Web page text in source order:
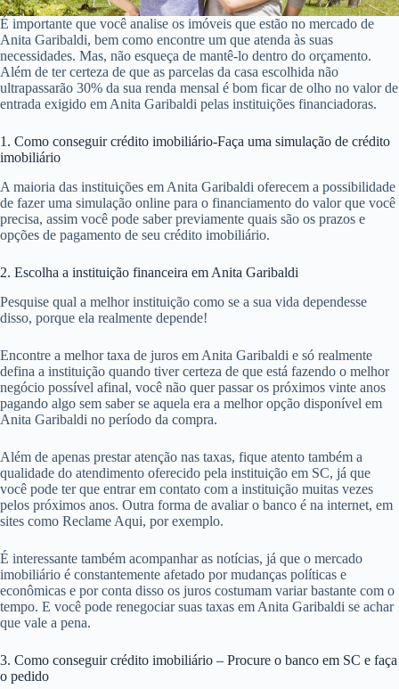
É importante que você analise os imóveis que estão no mercado de
Anita Garibaldi, bem como encontre um que atenda às suas
necessidades. Mas, não esqueça de mantê-lo dentro do orçamento.
Além de ter certeza de que as parcelas da casa escolhida não
ultrapassarão 30% da sua renda mensal é bom ficar de olho no valor de
entrada exigido em Anita Garibaldi pelas instituições financiadoras.
1. Como conseguir crédito imobiliário-Faça uma simulação de crédito
imobiliário
A maioria das instituições em Anita Garibaldi oferecem a possibilidade
de fazer uma simulação online para o financiamento do valor que você
precisa, assim você pode saber previamente quais são os prazos e
opções de pagamento de seu crédito imobiliário.
2. Escolha a instituição financeira em Anita Garibaldi
Pesquise qual a melhor instituição como se a sua vida dependesse
disso, porque ela realmente depende!
Encontre a melhor taxa de juros em Anita Garibaldi e só realmente
defina a instituição quando tiver certeza de que está fazendo o melhor
negócio possível afinal, você não quer passar os próximos vinte anos
pagando algo sem saber se aquela era a melhor opção disponível em
Anita Garibaldi no período da compra.
Além de apenas prestar atenção nas taxas, fique atento também a
qualidade do atendimento oferecido pela instituição em SC, já que
você pode ter que entrar em contato com a instituição muitas vezes
pelos próximos anos. Outra forma de avaliar o banco é na internet, em
sites como Reclame Aqui, por exemplo.
É interessante também acompanhar as notícias, já que o mercado
imobiliário é constantemente afetado por mudanças políticas e
econômicas e por conta disso os juros costumam variar bastante com o
tempo. E você pode renegociar suas taxas em Anita Garibaldi se achar
que vale a pena.
3. Como conseguir crédito imobiliário – Procure o banco em SC e faça
o pedido